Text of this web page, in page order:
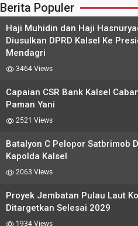
Berita Populer
Haji Muhidin dan Haji
Diusulkan DPRD Kalsel Ke
Mendagri
3464 Views
Capaian CSR Bank Kalsel
Paman Yani
2521 Views
Batalyon C Pelopor Satbrimob
Kapolda Kalsel
2063 Views
Proyek Jembatan Pulau Laut
Ditargetkan Selesai 2029
1934 Views